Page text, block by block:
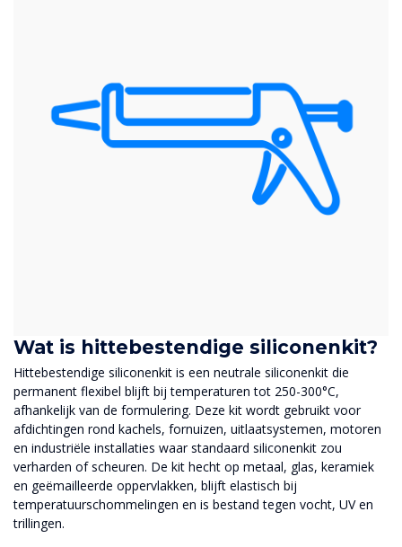
Wat is hittebestendige siliconenkit?
Hittebestendige siliconenkit is een neutrale siliconenkit die
permanent flexibel blijft bij temperaturen tot 250-300°C,
afhankelijk van de formulering. Deze kit wordt gebruikt voor
afdichtingen rond kachels, fornuizen, uitlaatsystemen, motoren
en industriële installaties waar standaard siliconenkit zou
verharden of scheuren. De kit hecht op metaal, glas, keramiek
en geëmailleerde oppervlakken, blijft elastisch bij
temperatuurschommelingen en is bestand tegen vocht, UV en
trillingen.